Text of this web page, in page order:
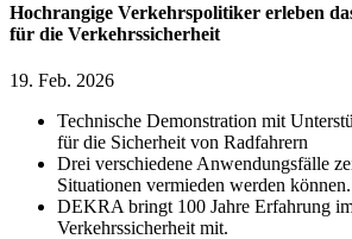
Hochrangige Verkehrspolitiker erleben
für die Verkehrssicherheit
19. Feb. 2026
Technische Demonstration mit
für die Sicherheit von Radfahrern
Drei verschiedene Anwendungsfälle
Situationen vermieden werden können.
DEKRA bringt 100 Jahre Erfahrung
Verkehrssicherheit mit.